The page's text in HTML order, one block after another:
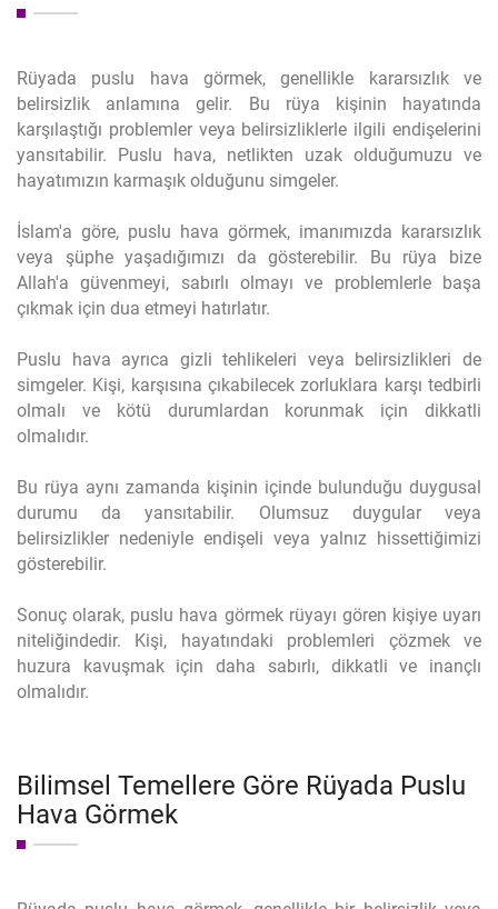
Rüyada puslu hava görmek, genellikle kararsızlık ve
belirsizlik anlamına gelir. Bu rüya kişinin hayatında
karşılaştığı problemler veya belirsizliklerle ilgili endişelerini
yansıtabilir. Puslu hava, netlikten uzak olduğumuzu ve
hayatımızın karmaşık olduğunu simgeler.
İslam'a göre, puslu hava görmek, imanımızda kararsızlık
veya şüphe yaşadığımızı da gösterebilir. Bu rüya bize
Allah'a güvenmeyi, sabırlı olmayı ve problemlerle başa
çıkmak için dua etmeyi hatırlatır.
Puslu hava ayrıca gizli tehlikeleri veya belirsizlikleri de
simgeler. Kişi, karşısına çıkabilecek zorluklara karşı tedbirli
olmalı ve kötü durumlardan korunmak için dikkatli
olmalıdır.
Bu rüya aynı zamanda kişinin içinde bulunduğu duygusal
durumu da yansıtabilir. Olumsuz duygular veya
belirsizlikler nedeniyle endişeli veya yalnız hissettiğimizi
gösterebilir.
Sonuç olarak, puslu hava görmek rüyayı gören kişiye uyarı
niteliğindedir. Kişi, hayatındaki problemleri çözmek ve
huzura kavuşmak için daha sabırlı, dikkatli ve inançlı
olmalıdır.
Bilimsel Temellere Göre Rüyada Puslu
Hava Görmek